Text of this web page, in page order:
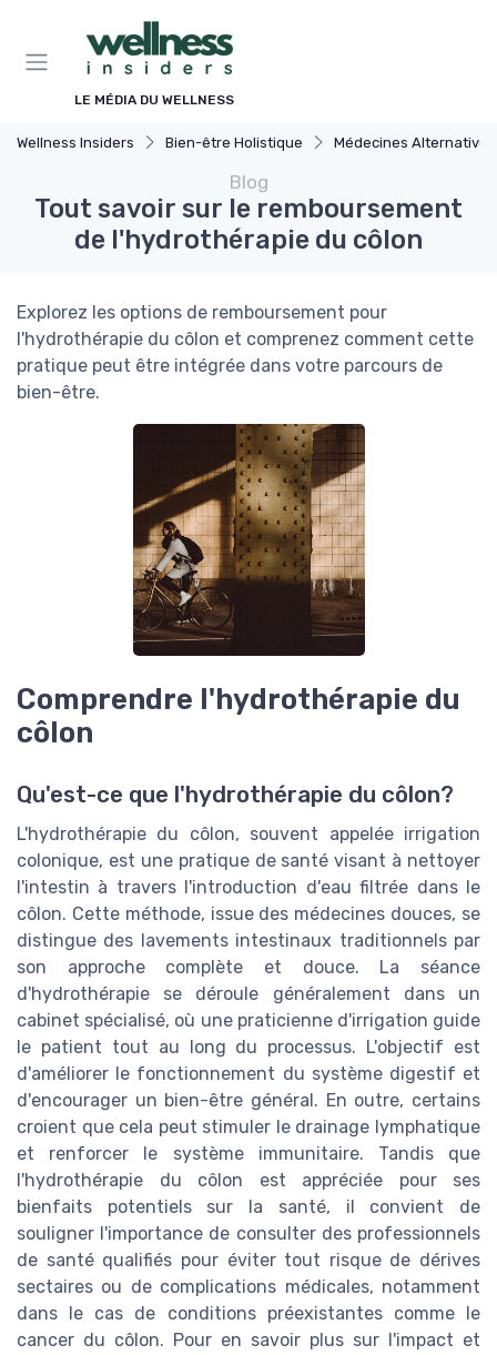
LE MÉDIA DU WELLNESS
Wellness Insiders Bien-être Holistique Médecines Alternatives
Blog
Tout savoir sur le remboursement
de l'hydrothérapie du côlon
Explorez les options de remboursement pour
l'hydrothérapie du côlon et comprenez comment cette
pratique peut être intégrée dans votre parcours de
bien-être.
Comprendre l'hydrothérapie du
côlon
Qu'est-ce que l'hydrothérapie du côlon?
L'hydrothérapie du côlon, souvent appelée irrigation
colonique, est une pratique de santé visant à nettoyer
l'intestin à travers l'introduction d'eau filtrée dans le
côlon. Cette méthode, issue des médecines douces, se
distingue des lavements intestinaux traditionnels par
son approche complète et douce. La séance
d'hydrothérapie se déroule généralement dans un
cabinet spécialisé, où une praticienne d'irrigation guide
le patient tout au long du processus. L'objectif est
d'améliorer le fonctionnement du système digestif et
d'encourager un bien-être général. En outre, certains
croient que cela peut stimuler le drainage lymphatique
et renforcer le système immunitaire. Tandis que
l'hydrothérapie du côlon est appréciée pour ses
bienfaits potentiels sur la santé, il convient de
souligner l'importance de consulter des professionnels
de santé qualifiés pour éviter tout risque de dérives
sectaires ou de complications médicales, notamment
dans le cas de conditions préexistantes comme le
cancer du côlon. Pour en savoir plus sur l'impact et